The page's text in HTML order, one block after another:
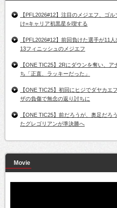
【PFL2026#12】注目のメジエフ、ゴ
け=キャリア初黒星を喫する
【PFL2026#12】前回負けた選手が11
13フィニッシュのメジエフ
【ONE TIC25】2Rにダウンを奪い、
ち「正直、ラッキーだった」
【ONE TIC25】初回にヒジでダヤカエ
ザの負傷で無念の返り討ちに
【ONE TIC25】前だろうが、奥足だろ
たグレゴリアンが準決勝へ
Movie